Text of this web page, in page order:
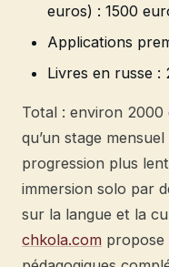
euros) : 1500
Applications
Livres en russe :
Total : environ
qu’un stage
progression plus
immersion solo par
sur la langue et la
chkola.com propose